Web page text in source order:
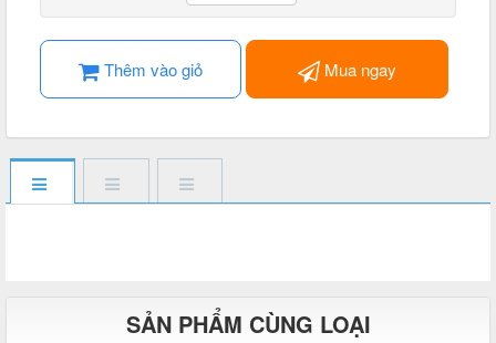
Thêm vào giỏ Mua ngay
SẢN PHẨM CÙNG LOẠI